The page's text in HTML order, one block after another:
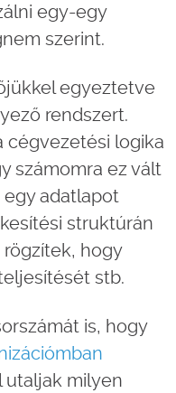
egy-egy
szerint.
egyeztetve
rendszert.
cégvezetési logika
számomra ez vált
adatlapot
struktúrán
hogy
stb.
is, hogy
utaljak milyen